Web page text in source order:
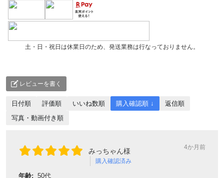
土・日・祝日は休業日のため、発送業務は行なっておりません。
レビューを書く
日付順 評価順 いいね数順 購入確認順 ↓
返信順
写真・動画付き順
みっちゃん様
購入確認済み
4か月前
年齢: 50代